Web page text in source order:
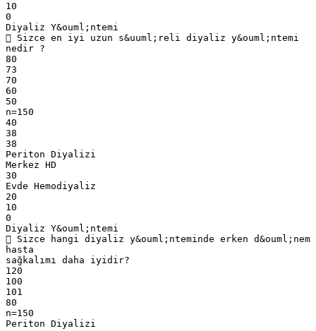
10
0
Diyaliz Y&ouml;ntemi
 Sizce en iyi uzun s&uuml;reli diyaliz y&ouml;ntemi
nedir ?
80
73
70
60
50
n=150
40
38
38
Periton Diyalizi
Merkez HD
30
Evde Hemodiyaliz
20
10
0
Diyaliz Y&ouml;ntemi
 Sizce hangi diyaliz y&ouml;nteminde erken d&ouml;nem
hasta
sağkalımı daha iyidir?
120
100
101
80
n=150
Periton Diyalizi